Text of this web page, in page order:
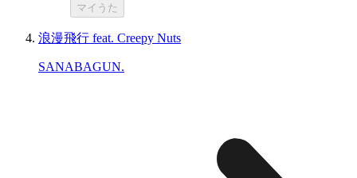
マイうた
浪漫飛行 feat. Creepy Nuts
SANABAGUN.